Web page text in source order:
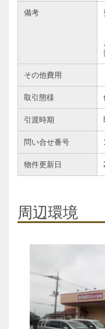
備考
その他費用
取引態様
引渡時期
問い合せ番号
物件更新日
周辺環境